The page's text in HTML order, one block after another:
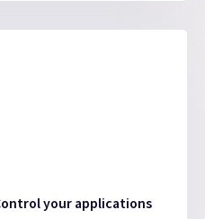
your applications